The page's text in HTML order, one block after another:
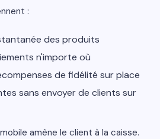
:
des produits
n'importe où
de fidélité sur place
sans envoyer de clients sur
amène le client à la caisse.